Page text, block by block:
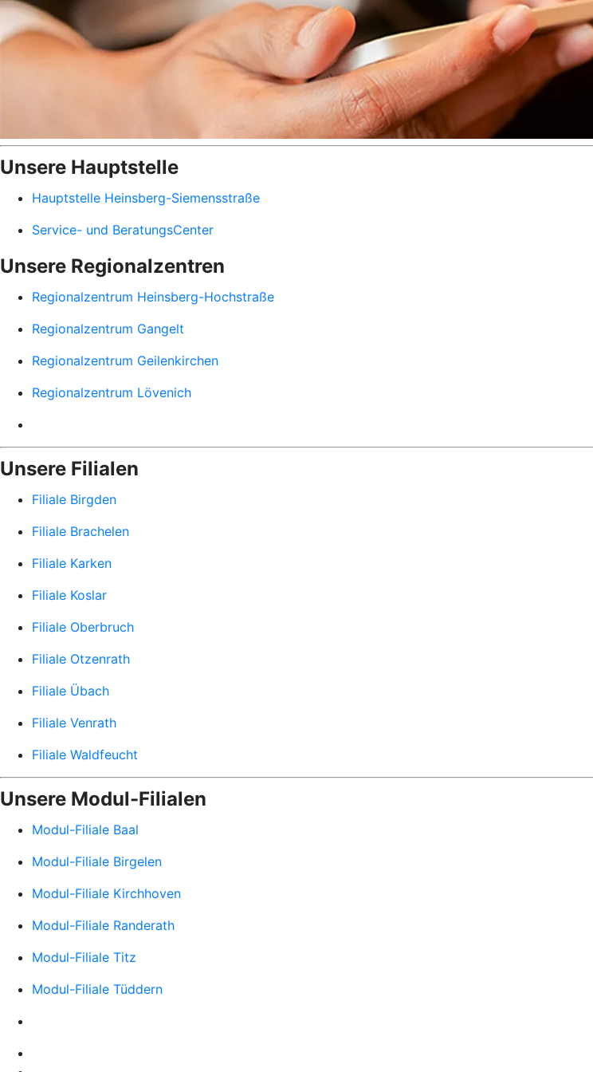
Unsere Hauptstelle
Hauptstelle Heinsberg-Siemensstraße
Service- und BeratungsCenter
Unsere Regionalzentren
Regionalzentrum Heinsberg-Hochstraße
Regionalzentrum Gangelt
Regionalzentrum Geilenkirchen
Regionalzentrum Lövenich
Unsere Filialen
Filiale Birgden
Filiale Brachelen
Filiale Karken
Filiale Koslar
Filiale Oberbruch
Filiale Otzenrath
Filiale Übach
Filiale Venrath
Filiale Waldfeucht
Unsere Modul-Filialen
Modul-Filiale Baal
Modul-Filiale Birgelen
Modul-Filiale Kirchhoven
Modul-Filiale Randerath
Modul-Filiale Titz
Modul-Filiale Tüddern